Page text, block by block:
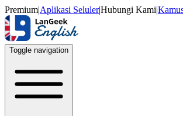
Premium|Aplikasi Seluler|Hubungi Kami|
Toggle navigation